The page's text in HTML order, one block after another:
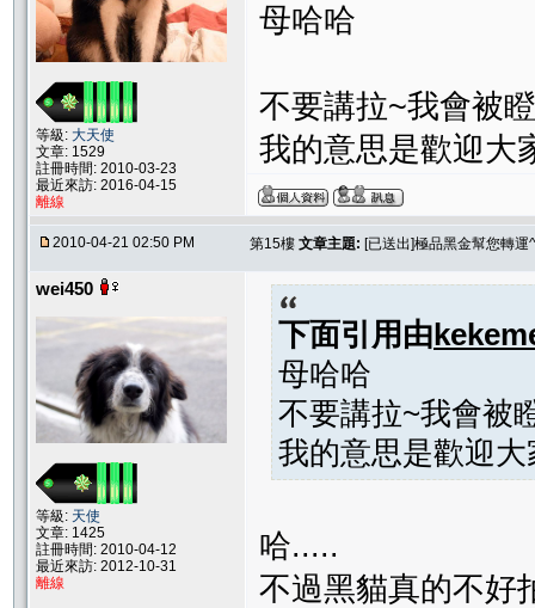
等級: 大天使
文章: 1529
註冊時間: 2010-03-23
最近來訪: 2016-04-15
離線
母哈哈
不要講拉~我會被
我的意思是歡迎大
2010-04-21 02:50 PM 第15樓 文章主題: [已送出]極品黑金幫您轉運
wei450
等級: 天使
文章: 1425
註冊時間: 2010-04-12
最近來訪: 2012-10-31
離線
下面引用由
母哈哈
不要講拉~我會被
我的意思是歡迎
哈.....
不過黑貓真的不好